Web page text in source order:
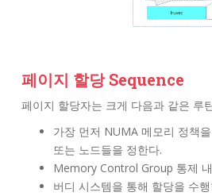
페이지 할당 Sequence
페이지 할당자는 크게 다음과 같은 루
가장 먼저 NUMA 메모리 정책
또는 노드들을 정한다.
Memory Control Group 통제
버디 시스템을 통해 할당을 수